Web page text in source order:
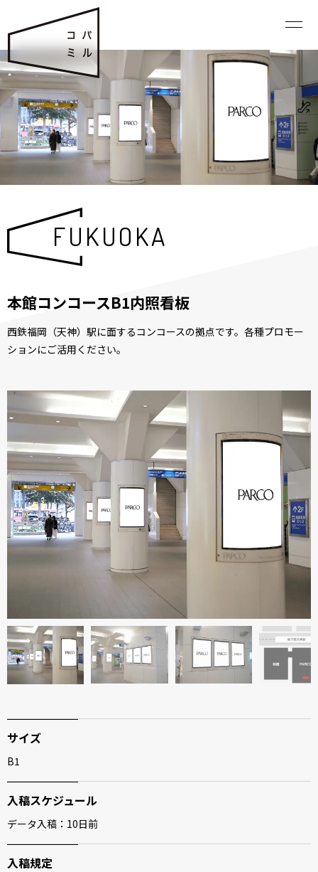
FUKUOKA
本館コンコースB1内照看板
西鉄福岡（天神）駅に面するコンコースの拠点です。各種プロモー
ションにご活用ください。
サイズ
B1
入稿スケジュール
データ入稿：10日前
入稿規定